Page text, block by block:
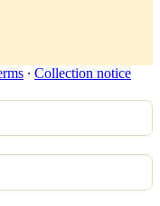
∙ Collection notice